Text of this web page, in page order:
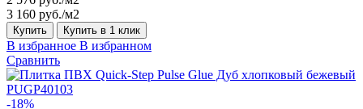
3 160 руб./м2
Купить Купить в 1 клик
В избранное В избранном
Сравнить
-18%